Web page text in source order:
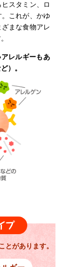
スタミン、ロ
これが、かゆ
まな食物アレ
レルギーもあ
）。
とがあります。